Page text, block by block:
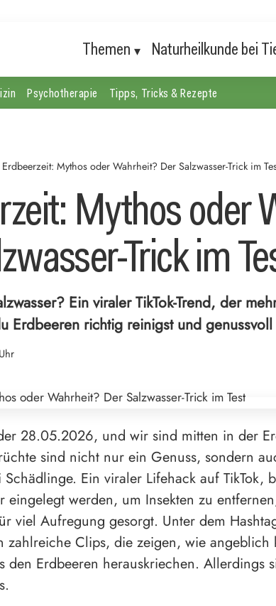
Themen Naturheilkunde bei
Psychotherapie Tipps, Tricks & Rezepte
Erdbeerzeit: Mythos oder Wahrheit? Der Salzwasser-Trick im
Mythos oder
Trick im
Ein viraler TikTok-Trend, der
Erdbeeren richtig reinigst und
28.05.2026, und wir sind mitten in der
sind nicht nur ein Genuss, sondern
Ein viraler Lifehack auf TikTok,
eingelegt werden, um Insekten zu
viel Aufregung gesorgt. Unter dem
zahlreiche Clips, die zeigen, wie angeblich
den Erdbeeren herauskriechen. Allerdings